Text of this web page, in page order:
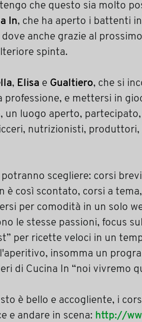
che questo sia molto
In, che ha aperto i battenti
anche grazie al
spinta.
, Elisa e Gualtiero, che si
professione, e mettersi in
luogo aperto,
nutrizionisti,
scegliere: corsi
è così scontato, corsi a
per comodità in un solo
le stesse passioni, focus
per ricette veloci in un
insomma un
di Cucina In “noi vivremo
è bello e accogliente, i
e andare in scena: http://